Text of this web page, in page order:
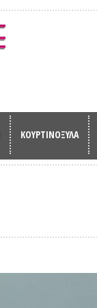
ΚΟΥΡΤΙΝΟΞΥΛΑ